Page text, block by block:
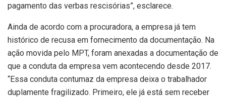
pagamento das verbas rescisórias”, esclarece.
Ainda de acordo com a procuradora, a empresa já tem
histórico de recusa em fornecimento da documentação. Na
ação movida pelo MPT, foram anexadas a documentação de
que a conduta da empresa vem acontecendo desde 2017.
“Essa conduta contumaz da empresa deixa o trabalhador
duplamente fragilizado. Primeiro, ele já está sem receber